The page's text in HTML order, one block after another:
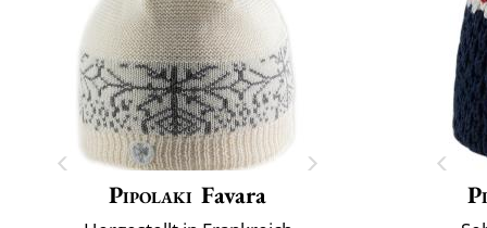
Pipolaki Favara